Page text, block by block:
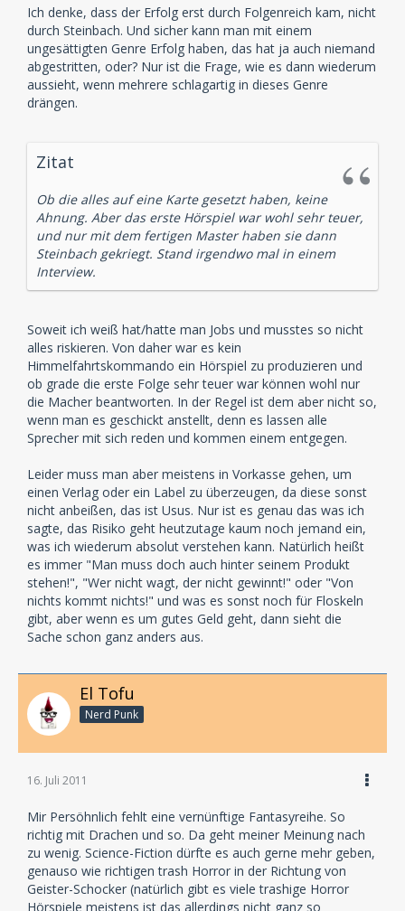
Ich denke, dass der Erfolg erst durch Folgenreich kam, nicht
durch Steinbach. Und sicher kann man mit einem
ungesättigten Genre Erfolg haben, das hat ja auch niemand
abgestritten, oder? Nur ist die Frage, wie es dann wiederum
aussieht, wenn mehrere schlagartig in dieses Genre
drängen.
Zitat
Ob die alles auf eine Karte gesetzt haben, keine
Ahnung. Aber das erste Hörspiel war wohl sehr teuer,
und nur mit dem fertigen Master haben sie dann
Steinbach gekriegt. Stand irgendwo mal in einem
Interview.
Soweit ich weiß hat/hatte man Jobs und musstes so nicht
alles riskieren. Von daher war es kein
Himmelfahrtskommando ein Hörspiel zu produzieren und
ob grade die erste Folge sehr teuer war können wohl nur
die Macher beantworten. In der Regel ist dem aber nicht so,
wenn man es geschickt anstellt, denn es lassen alle
Sprecher mit sich reden und kommen einem entgegen.
Leider muss man aber meistens in Vorkasse gehen, um
einen Verlag oder ein Label zu überzeugen, da diese sonst
nicht anbeißen, das ist Usus. Nur ist es genau das was ich
sagte, das Risiko geht heutzutage kaum noch jemand ein,
was ich wiederum absolut verstehen kann. Natürlich heißt
es immer "Man muss doch auch hinter seinem Produkt
stehen!", "Wer nicht wagt, der nicht gewinnt!" oder "Von
nichts kommt nichts!" und was es sonst noch für Floskeln
gibt, aber wenn es um gutes Geld geht, dann sieht die
Sache schon ganz anders aus.
El Tofu
Nerd Punk
16. Juli 2011
Mir Persöhnlich fehlt eine vernünftige Fantasyreihe. So
richtig mit Drachen und so. Da geht meiner Meinung nach
zu wenig. Science-Fiction dürfte es auch gerne mehr geben,
genauso wie richtigen trash Horror in der Richtung von
Geister-Schocker (natürlich gibt es viele trashige Horror
Hörspiele meistens ist das allerdings nicht ganz so